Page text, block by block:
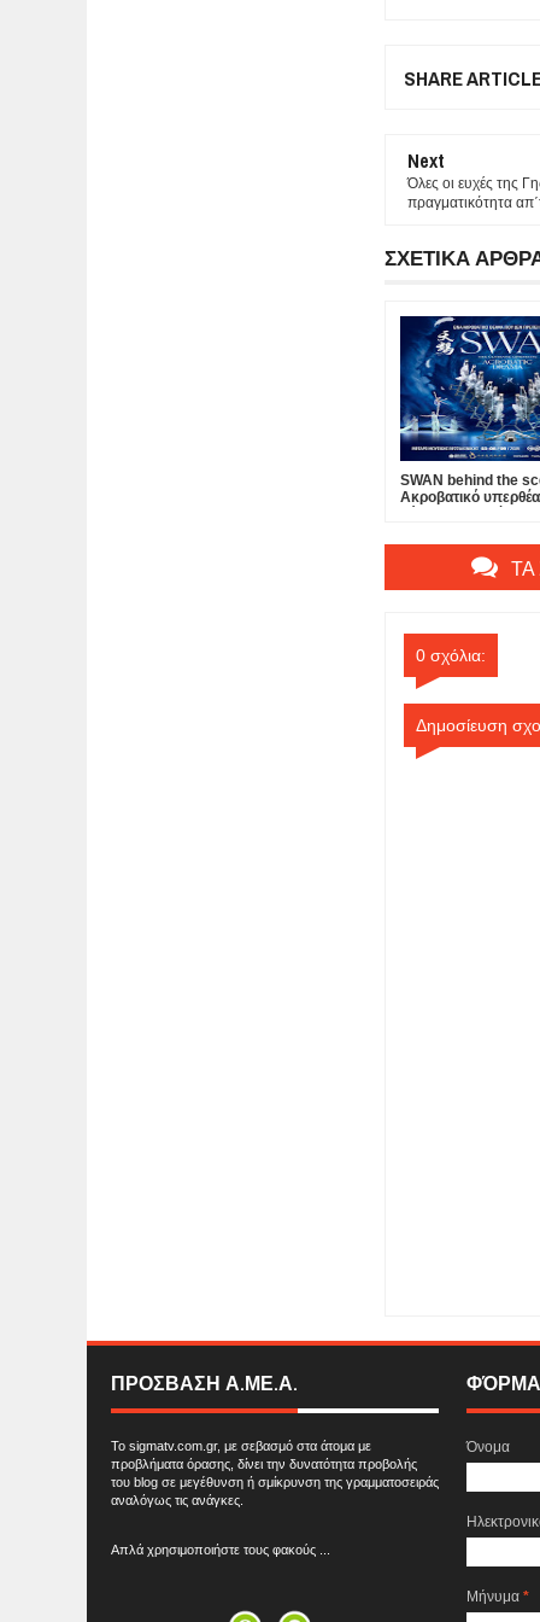
SHARE
Next
Όλες οι ευχές της
πραγματικότητα
ΣΧΕΤΙΚΑ
SWAN behind the
Ακροβατικό
Θεσσαλονίκη
ΤΑ
0 σχόλια:
Δημοσίευση
ΠΡΟΣΒΑΣΗ Α.ΜΕ.Α.
Το sigmatv.com.gr, με σεβασμό στα άτομα με
προβλήματα όρασης, δίνει την δυνατότητα προβολής
του blog σε μεγέθυνση ή σμίκρυνση της γραμματοσειράς
αναλόγως τις ανάγκες.
Απλά χρησιμοποιήστε τους φακούς ...
ΦΌΡΜΑ
Όνομα
Μήνυμα *